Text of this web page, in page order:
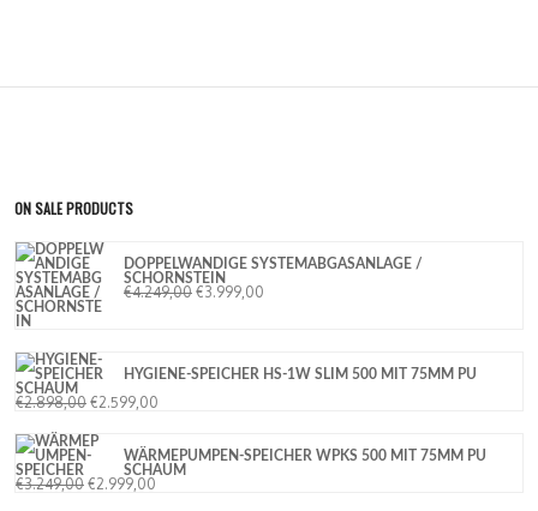
ON SALE PRODUCTS
DOPPELWANDIGE SYSTEMABGASANLAGE /
SCHORNSTEIN
€4.249,00 €3.999,00
HYGIENE-SPEICHER HS-1W SLIM 500 MIT 75MM PU
SCHAUM
€2.898,00 €2.599,00
WÄRMEPUMPEN-SPEICHER WPKS 500 MIT 75MM PU
SCHAUM
€3.249,00 €2.999,00